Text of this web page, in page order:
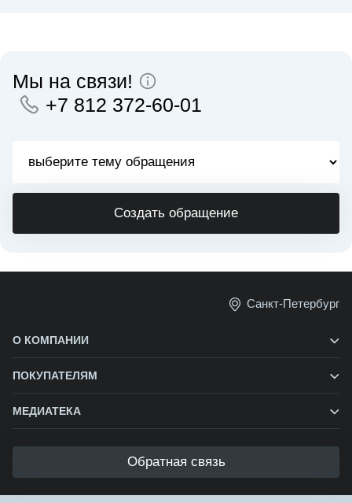
Мы на связи!
+7 812 372-60-01
Создать обращение
Санкт-Петербург
О КОМПАНИИ
ПОКУПАТЕЛЯМ
МЕДИАТЕКА
Обратная связь